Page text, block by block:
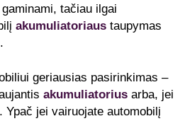
tačiau ilgai
akumuliatoriaus taupymas
geriausias pasirinkimas –
akumuliatorius arba, jei
Ypač jei vairuojate automobilį